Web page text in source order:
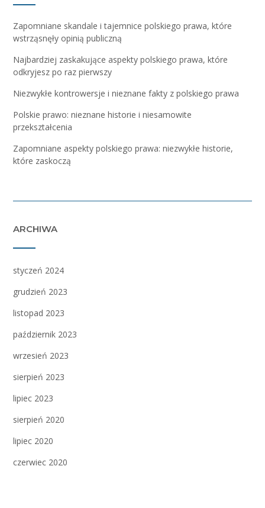
Zapomniane skandale i tajemnice polskiego prawa, które
wstrząsnęły opinią publiczną
Najbardziej zaskakujące aspekty polskiego prawa, które
odkryjesz po raz pierwszy
Niezwykłe kontrowersje i nieznane fakty z polskiego prawa
Polskie prawo: nieznane historie i niesamowite
przekształcenia
Zapomniane aspekty polskiego prawa: niezwykłe historie,
które zaskoczą
ARCHIWA
styczeń 2024
grudzień 2023
listopad 2023
październik 2023
wrzesień 2023
sierpień 2023
lipiec 2023
sierpień 2020
lipiec 2020
czerwiec 2020